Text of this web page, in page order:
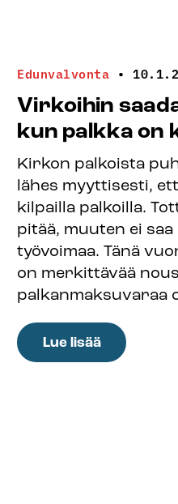
ajalta
Edunvalvonta •
Virkoihin
kun palkka on
Kirkon palkoista
lähes myyttisesti,
kilpailla palkoilla.
pitää, muuten ei
työvoimaa. Tänä
on merkittävää
palkanmaksuvaraa
Lue lisää:
Virkoihin